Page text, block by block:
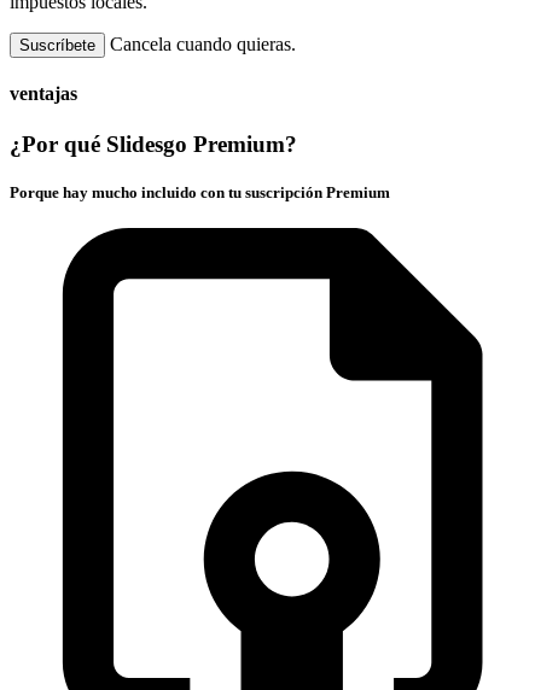
Suscríbete Cancela cuando quieras.
ventajas
¿Por qué Slidesgo Premium?
Porque hay mucho incluido con tu suscripción Premium